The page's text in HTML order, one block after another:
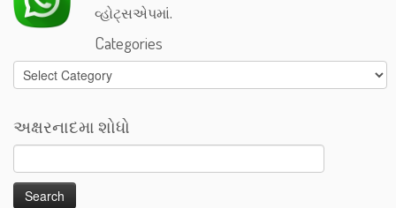
વ્હોટ્સએપમાં.
Categories
Categories
અક્ષરનાદમા શોધો